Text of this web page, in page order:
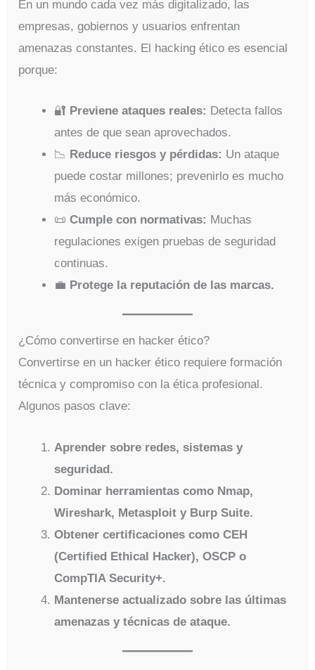
En un mundo cada vez más digitalizado, las
empresas, gobiernos y usuarios enfrentan
amenazas constantes. El hacking ético es esencial
porque:
🔐 Previene ataques reales: Detecta fallos
antes de que sean aprovechados.
📉 Reduce riesgos y pérdidas: Un ataque
puede costar millones; prevenirlo es mucho
más económico.
📜Cumple con normativas: Muchas
regulaciones exigen pruebas de seguridad
continuas.
💼 Protege la reputación de las marcas.
¿Cómo convertirse en hacker ético?
Convertirse en un hacker ético requiere formación
técnica y compromiso con la ética profesional.
Algunos pasos clave:
Aprender sobre redes, sistemas y
seguridad.
Dominar herramientas como Nmap,
Wireshark, Metasploit y Burp Suite.
Obtener certificaciones como CEH
(Certified Ethical Hacker), OSCP o
CompTIA Security+.
Mantenerse actualizado sobre las últimas
amenazas y técnicas de ataque.